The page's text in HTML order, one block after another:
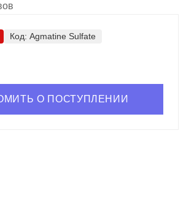
Код: Agmatine Sulfate
О ПОСТУПЛЕНИИ